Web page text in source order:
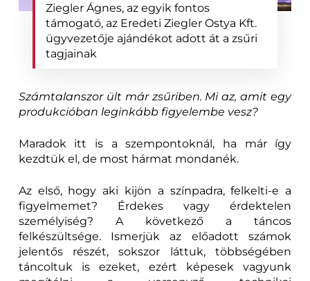
Ziegler Ágnes, az egyik fontos
támogató, az Eredeti Ziegler Ostya Kft.
ügyvezetője ajándékot adott át a zsűri
tagjainak
Számtalanszor ült már zsűriben. Mi az, amit egy
produkcióban leginkább figyelembe vesz?
Maradok itt is a szempontoknál, ha már így
kezdtük el, de most hármat mondanék.
Az első, hogy aki kijön a színpadra, felkelti-e a
figyelmemet? Érdekes vagy érdektelen
személyiség? A következő a táncos
felkészültsége. Ismerjük az előadott számok
jelentős részét, sokszor láttuk, többségében
táncoltuk is ezeket, ezért képesek vagyunk